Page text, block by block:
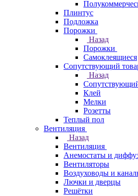
Плинтус
Подложка
Порожки
Назад
Порожки
Самоклеящиеся
Сопутствующий
Назад
Клей
Мелки
Розетты
Теплый пол
Вентиляция
Назад
Вентиляция
Анемостаты и
Вентиляторы
Воздуховоды и
Лючки и дверцы
Решётки